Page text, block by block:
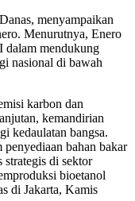
menyampaikan
Menurutnya, Enero
dalam mendukung
nasional di bawah
karbon dan
kemandirian
kedaulatan bangsa.
bahan bakar
di sektor
bioetanol
di Jakarta, Kamis